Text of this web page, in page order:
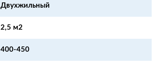
Двухжильный
2,5 м2
400-450